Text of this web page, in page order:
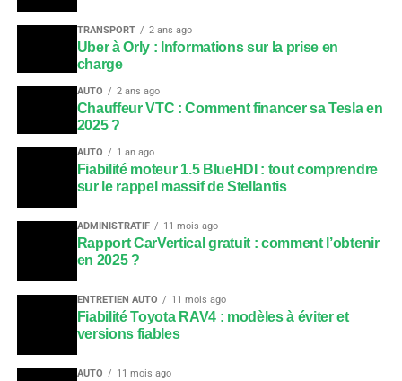
TRANSPORT 2 ans ago
Uber à Orly : Informations sur la prise en
charge
AUTO 2 ans ago
Chauffeur VTC : Comment financer sa Tesla en
2025 ?
AUTO 1 an ago
Fiabilité moteur 1.5 BlueHDI : tout comprendre
sur le rappel massif de Stellantis
ADMINISTRATIF 11 mois ago
Rapport CarVertical gratuit : comment l’obtenir
en 2025 ?
ENTRETIEN AUTO 11 mois ago
Fiabilité Toyota RAV4 : modèles à éviter et
versions fiables
AUTO 11 mois ago